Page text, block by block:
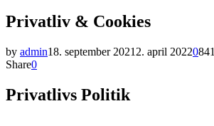
Privatliv & Cookies
by admin18. september 2021 2. april 20220841
Share0
Privatlivs Politik